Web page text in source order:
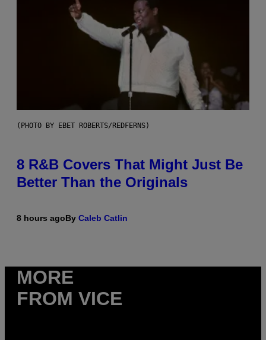
(PHOTO BY EBET ROBERTS/REDFERNS)
8 R&B Covers That Might Just Be
Better Than the Originals
8 hours agoBy Caleb Catlin
MORE
FROM VICE